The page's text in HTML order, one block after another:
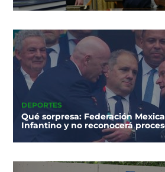
DEPORTES
Qué sorpresa: Federación
Infantino y no reconocerá